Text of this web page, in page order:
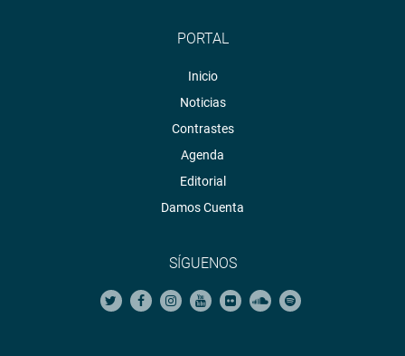
PORTAL
Inicio
Noticias
Contrastes
Agenda
Editorial
Damos Cuenta
SÍGUENOS